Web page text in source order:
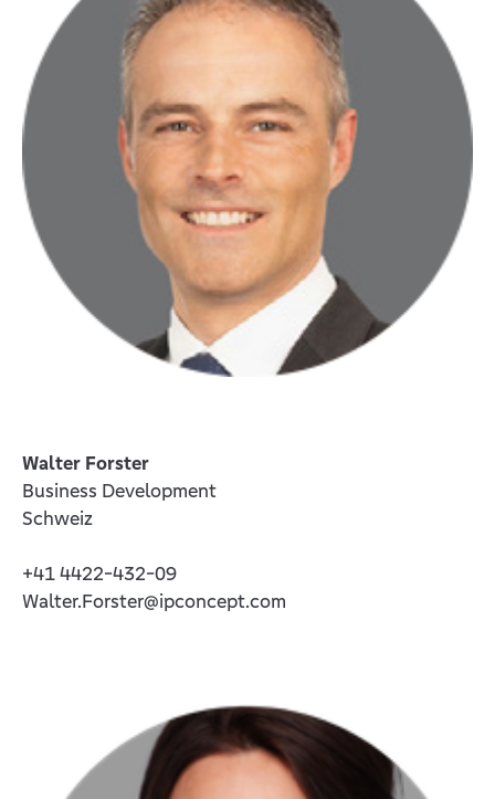
Walter Forster
Business Development
Schweiz
+41 4422-432-09
Walter.Forster@ipconcept.com